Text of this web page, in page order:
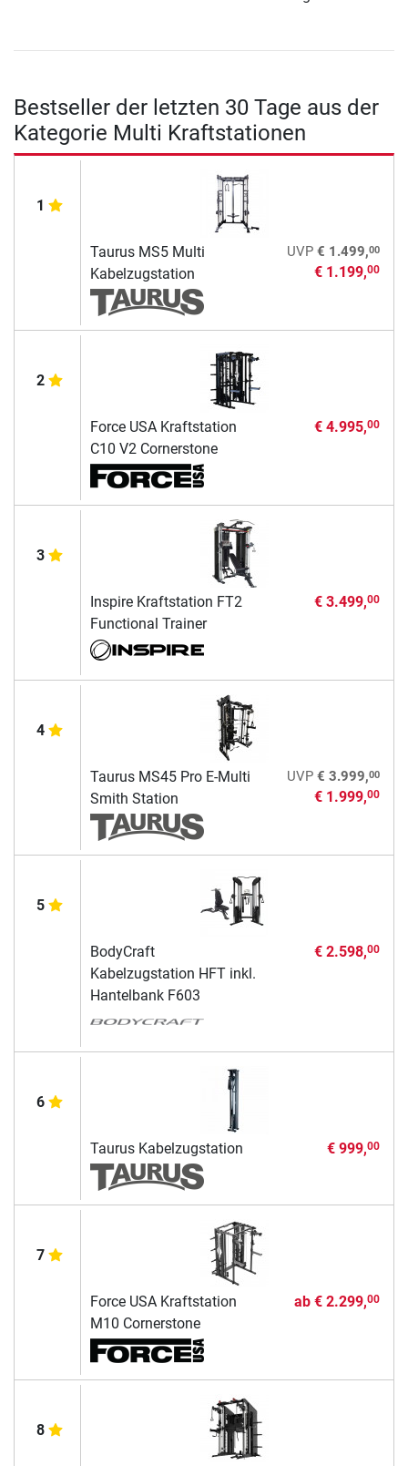
Bestseller der letzten 30 Tage aus der
Kategorie Multi Kraftstationen
1
Taurus MS5 Multi
Kabelzugstation
UVP € 1.499,00
€ 1.199,00
2
Force USA Kraftstation
C10 V2 Cornerstone
€ 4.995,00
3
Inspire Kraftstation FT2
Functional Trainer
€ 3.499,00
4
Taurus MS45 Pro E-Multi
Smith Station
UVP € 3.999,00
€ 1.999,00
5
BodyCraft
Kabelzugstation HFT inkl.
Hantelbank F603
€ 2.598,00
6
Taurus Kabelzugstation € 999,00
7
Force USA Kraftstation
M10 Cornerstone
ab € 2.299,00
8